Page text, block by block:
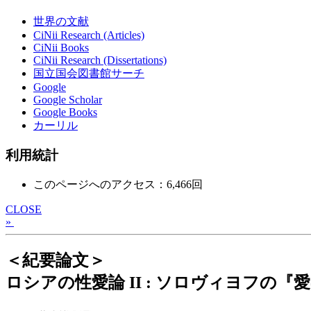
世界の文献
CiNii Research (Articles)
CiNii Books
CiNii Research (Dissertations)
国立国会図書館サーチ
Google
Google Scholar
Google Books
カーリル
利用統計
このページへのアクセス：6,466回
CLOSE
»
＜紀要論文＞
ロシアの性愛論 II : ソロヴィヨフの『愛